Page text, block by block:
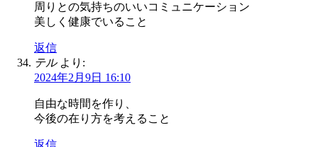
周りとの気持ちのいいコミュニケーション
美しく健康でいること
返信
テル より:
2024年2月9日 16:10
自由な時間を作り、
今後の在り方を考えること